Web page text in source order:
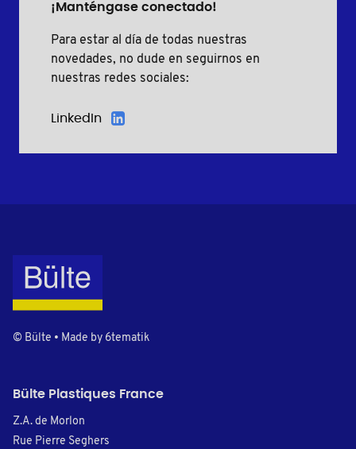
¡Manténgase conectado!
Para estar al día de todas nuestras
novedades, no dude en seguirnos en
nuestras redes sociales:
LinkedIn
© Bülte • Made by 6tematik
Bülte Plastiques France
Z.A. de Morlon
Rue Pierre Seghers